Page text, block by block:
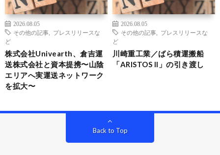
2026.08.05
その他の記事
プレスリリースな
ど
株式会社Univearth、倉吉運
送株式会社と資本提携〜山陰
エリアへ実運送ネットワーク
を拡大〜
2026.08.05
その他の記事
プレスリリースな
ど
川崎重工業／ばら積運搬船
「ARISTOS II」の引き渡し
Back to Top